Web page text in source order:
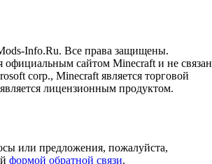
Info.Ru. Все права защищены.
официальным сайтом Minecraft и не связан
corp., Minecraft является торговой
лицензионным продуктом.
или предложения, пожалуйста,
формой обратной связи.